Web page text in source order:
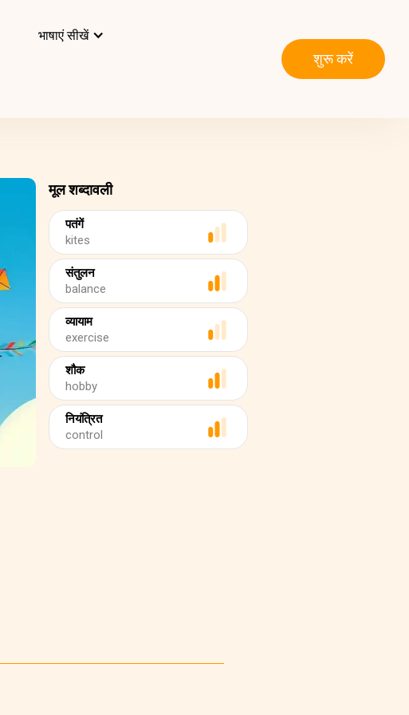
भाषाएं सीखें
शुरू करें
मूल शब्दावली
पतंगें
kites
संतुलन
balance
व्यायाम
exercise
शौक
hobby
नियंत्रित
control